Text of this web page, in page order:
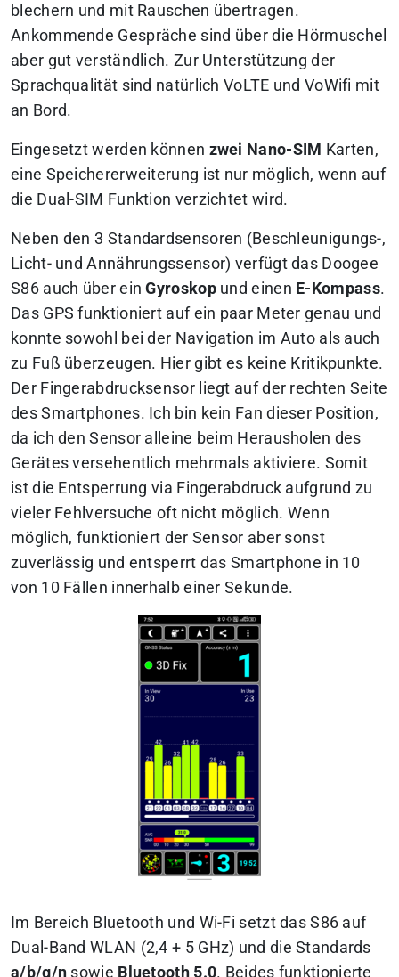
blechern und mit Rauschen übertragen.
Ankommende Gespräche sind über die Hörmuschel
aber gut verständlich. Zur Unterstützung der
Sprachqualität sind natürlich VoLTE und VoWifi mit
an Bord.
Eingesetzt werden können zwei Nano-SIM Karten,
eine Speichererweiterung ist nur möglich, wenn auf
die Dual-SIM Funktion verzichtet wird.
Neben den 3 Standardsensoren (Beschleunigungs-,
Licht- und Annährungssensor) verfügt das Doogee
S86 auch über einGyroskopund einen E-Kompass.
Das GPS funktioniert auf ein paar Meter genau und
konnte sowohl bei der Navigation im Auto als auch
zu Fuß überzeugen. Hier gibt es keine Kritikpunkte.
Der Fingerabdrucksensor liegt auf der rechten Seite
des Smartphones. Ich bin kein Fan dieser Position,
da ich den Sensor alleine beim Herausholen des
Gerätes versehentlich mehrmals aktiviere. Somit
ist die Entsperrung via Fingerabdruck aufgrund zu
vieler Fehlversuche oft nicht möglich. Wenn
möglich, funktioniert der Sensor aber sonst
zuverlässig und entsperrt das Smartphone in 10
von 10 Fällen innerhalb einer Sekunde.
Im Bereich Bluetooth und Wi-Fi setzt das S86 auf
Dual-Band WLAN (2,4 + 5 GHz) und die Standards
a/b/g/n sowie Bluetooth 5.0. Beides funktionierte